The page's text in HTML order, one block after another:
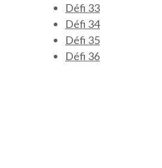
Défi 33
Défi 34
Défi 35
Défi 36